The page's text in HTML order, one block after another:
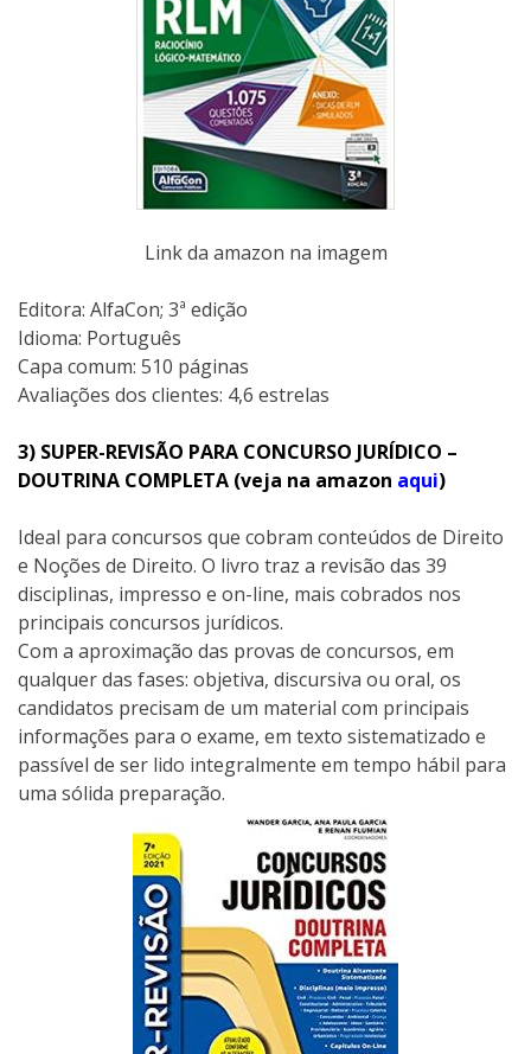
Link da amazon na imagem
Editora: AlfaCon; 3ª edição
Idioma: Português
Capa comum: 510 páginas
Avaliações dos clientes: 4,6 estrelas
3) SUPER-REVISÃO PARA CONCURSO JURÍDICO –
DOUTRINA COMPLETA (veja na amazon aqui)
Ideal para concursos que cobram conteúdos de Direito
e Noções de Direito. O livro traz a revisão das 39
disciplinas, impresso e on-line, mais cobrados nos
principais concursos jurídicos.
Com a aproximação das provas de concursos, em
qualquer das fases: objetiva, discursiva ou oral, os
candidatos precisam de um material com principais
informações para o exame, em texto sistematizado e
passível de ser lido integralmente em tempo hábil para
uma sólida preparação.